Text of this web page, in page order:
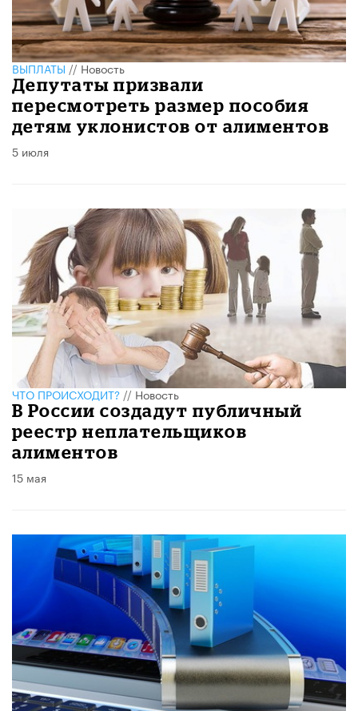
ВЫПЛАТЫ//Новость
Депутаты призвали
пересмотреть размер пособия
детям уклонистов от алиментов
5 июля
ЧТО ПРОИСХОДИТ?//Новость
В России создадут публичный
реестр неплательщиков
алиментов
15 мая